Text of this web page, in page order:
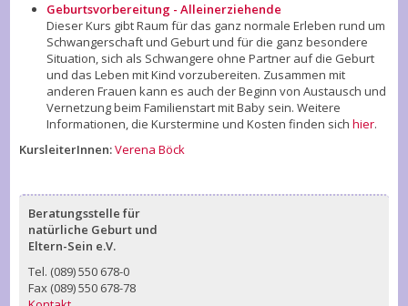
Geburtsvorbereitung - Alleinerziehende
Dieser Kurs gibt Raum für das ganz normale Erleben rund um
Schwangerschaft und Geburt und für die ganz besondere
Situation, sich als Schwangere ohne Partner auf die Geburt
und das Leben mit Kind vorzubereiten. Zusammen mit
anderen Frauen kann es auch der Beginn von Austausch und
Vernetzung beim Familienstart mit Baby sein. Weitere
Informationen, die Kurstermine und Kosten finden sich hier.
KursleiterInnen:Verena Böck
Beratungsstelle für
natürliche Geburt und
Eltern-Sein e.V.
Tel. (089) 550 678-0
Fax (089) 550 678-78